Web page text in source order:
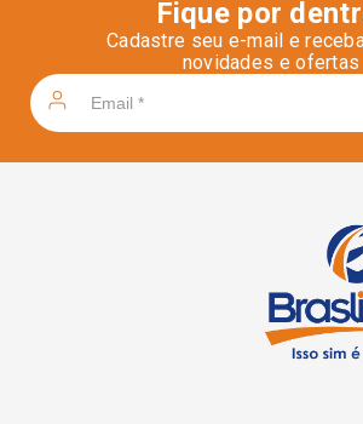
Fique por
Cadastre seu e-mail e
novidades e ofertas